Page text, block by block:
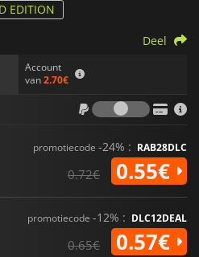
EDITION
Account
van2.70€
Deel
Kosten
promotiecode -24% : RAB28DLC
0.72€ 0.55€
promotiecode -12% : DLC12DEAL
0.65€ 0.57€